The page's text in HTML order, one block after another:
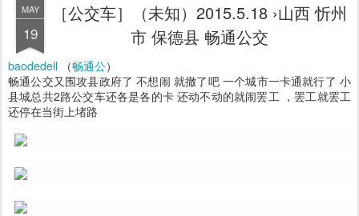
MAY
19
［公交车］（未知）2015.5.18 ›山西 忻州
市 保德县 畅通公交
baodedell （畅通公）
畅通公交又围攻县政府了 不想闹 就撤了吧 一个城市一卡通就行了 小
县城总共2路公交车还各是各的卡 还动不动的就闹罢工 ，罢工就罢工
还停在当街上堵路